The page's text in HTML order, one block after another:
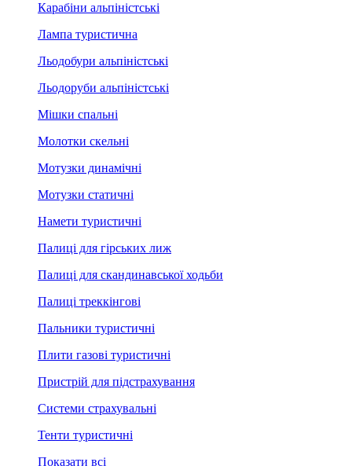
Карабіни альпіністські
Лампа туристична
Льодобури альпіністські
Льодоруби альпіністські
Мішки спальні
Молотки скельні
Мотузки динамічні
Мотузки статичні
Намети туристичні
Палиці для гірських лиж
Палиці для скандинавської ходьби
Палиці треккінгові
Пальники туристичні
Плити газові туристичні
Пристрій для підстрахування
Системи страхувальні
Тенти туристичні
Показати всі